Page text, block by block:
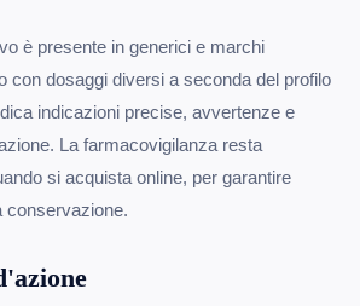
è presente in generici e marchi
con dosaggi diversi a seconda del profilo
indicazioni precise, avvertenze e
La farmacovigilanza resta
si acquista online, per garantire
conservazione.